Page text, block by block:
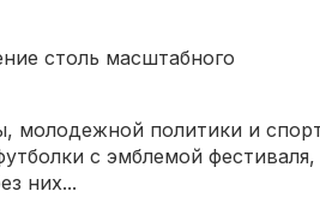
столь масштабного
молодежной политики и
с эмблемой фестиваля,
них...